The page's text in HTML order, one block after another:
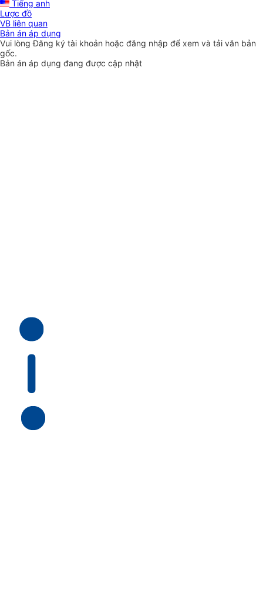
Tiếng anh
Lược đồ
VB liên quan
Bản án áp dụng
Vui lòngĐăng ký tài khoản hoặc đăng nhập để xem và tải văn bản
gốc.
Bản án áp dụng đang được cập nhật